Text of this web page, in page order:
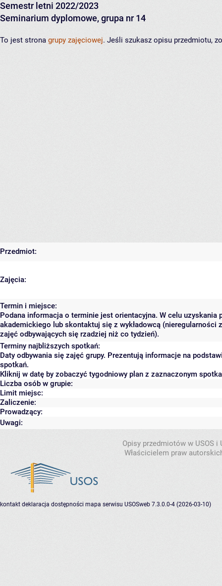
Semestr letni 2022/2023
Seminarium dyplomowe, grupa nr 14
To jest strona grupy zajęciowej. Jeśli szukasz opisu przedmiotu,
Przedmiot:
Zajęcia:
Termin i miejsce:
Podana informacja o terminie jest orientacyjna. W celu
akademickiego lub skontaktuj się z wykładowcą (nieregularności
zajęć odbywających się rzadziej niż co tydzień).
Terminy najbliższych spotkań:
Daty odbywania się zajęć grupy. Prezentują informacje na
spotkań.
Kliknij w datę by zobaczyć tygodniowy plan z zaznaczonym
Liczba osób w grupie:
Limit miejsc:
Zaliczenie:
Prowadzący:
Uwagi:
Opisy przedmiotów w USOS
Właścicielem praw
kontakt deklaracja dostępności mapa serwisu USOSweb 7.3.0.0-4 (2026-03-10)